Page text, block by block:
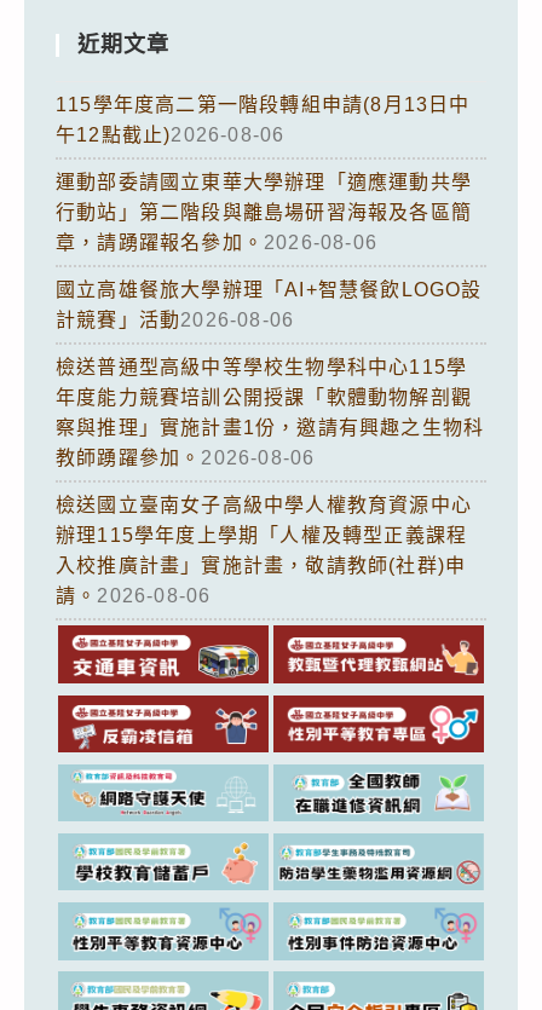
近期文章
115學年度高二第一階段轉組申請(8月13日中
午12點截止)2026-08-06
運動部委請國立東華大學辦理「適應運動共學
行動站」第二階段與離島場研習海報及各區簡
章，請踴躍報名參加。 2026-08-06
國立高雄餐旅大學辦理「AI+智慧餐飲LOGO設
計競賽」活動2026-08-06
檢送普通型高級中等學校生物學科中心115學
年度能力競賽培訓公開授課「軟體動物解剖觀
察與推理」實施計畫1份，邀請有興趣之生物科
教師踴躍參加。 2026-08-06
檢送國立臺南女子高級中學人權教育資源中心
辦理115學年度上學期「人權及轉型正義課程
入校推廣計畫」實施計畫，敬請教師(社群)申
請。 2026-08-06